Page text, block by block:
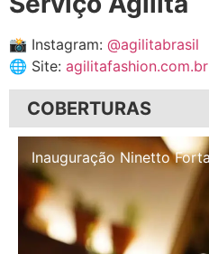
📸 Instagram: @agilitabrasil
🌐 Site: agilitafashion.com.br
COBERTURAS
Inauguração Illa Café